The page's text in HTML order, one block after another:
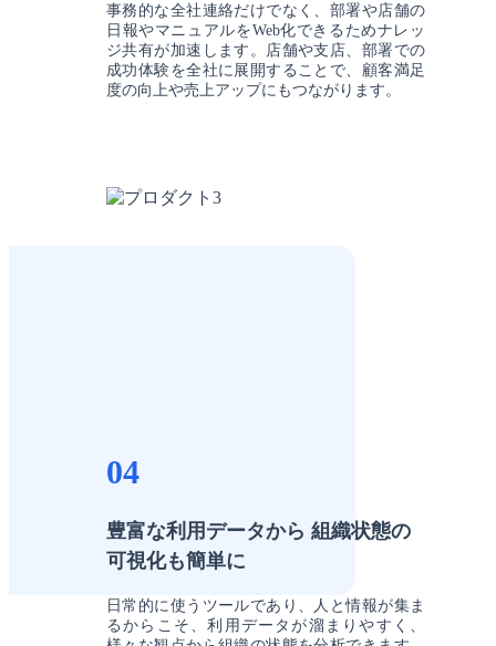
事務的な全社連絡だけでなく、部署や店舗の
日報やマニュアルをWeb化できるためナレッ
ジ共有が加速します。店舗や支店、部署での
成功体験を全社に展開することで、顧客満足
度の向上や売上アップにもつながります。
04
豊富な利用データから 組織状態の
可視化も簡単に
日常的に使うツールであり、人と情報が集ま
るからこそ、利用データが溜まりやすく、